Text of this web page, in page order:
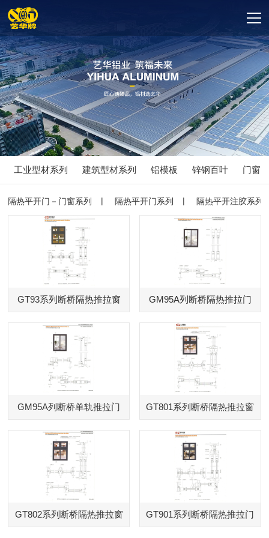
工业型材系列 建筑型材系列 铝模板 锌钢百叶 门窗
隔热平开门－门窗系列 隔热平开门系列 隔热平开注胶系列
GT93系列断桥隔热推拉窗 GM95A列断桥隔热推拉门
GM95A列断桥单轨推拉门 GT801系列断桥隔热推拉窗
GT802系列断桥隔热推拉窗 GT901系列断桥隔热推拉门